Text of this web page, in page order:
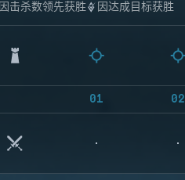
因击杀数领先获胜 因达成目标获胜
01 02